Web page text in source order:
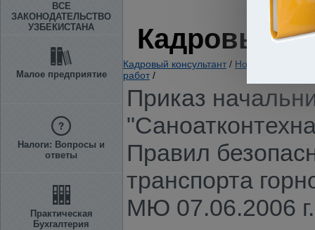
ВСЕ
ЗАКОНОДАТЕЛЬСТВО
УЗБЕКИСТАНА
Малое предприятие
Налоги: Вопросы и
ответы
Практическая
Бухгалтерия
Кадровый
Кадровый консультант / Нормативно-
работ /
Приказ
Правил
транспорта
МЮ 07.06.2006